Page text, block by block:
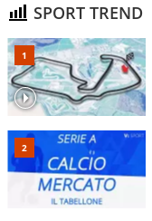
SPORT TREND